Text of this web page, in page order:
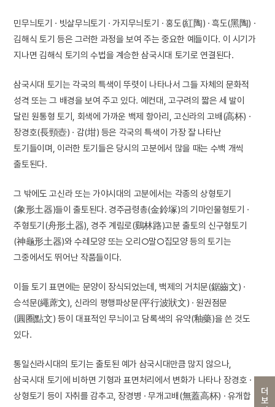
더보기
민무늬토기 · 빗살무늬토기 · 가지무늬토기 · 홍도(紅陶) · 흑도(黑陶) ·
김해식 토기 등은 그러한 과정을 보여 주는 중요한 예들이다. 이 시기가
지나면 김해식 토기의 수법을 계승한 삼국시대 토기로 연결된다.
삼국시대 토기는 각국의 특색이 뚜렷이 나타나서 그들 자체의 문화적
성격 또는 그 배경을 보여 주고 있다. 예컨대, 고구려의 짧은 세 발이
달린 원통형 토기, 회색에 가까운 백제 항아리, 고신라의 고배(高杯) ·
장경호(長頸壺) · 감(坩) 등은 각국의 특색이 가장 잘 나타난
토기들이며, 이러한 토기들은 당시의 고분에서 많을 때는 수백 개씩
출토된다.
그 밖에도 고신라 또는 가야시대의 고분에서는 각종의 상형토기
(象形土器)들이 출토된다. 경주금령총(金鈴塚)의 기마인물형토기 ·
주형토기(舟形土器), 경주 계림로(鷄林路)고분 출토의 신구형토기
(神龜形土器)와 수레모양 또는 오리○말○집모양 등의 토기는
그중에서도 뛰어난 작품들이다.
이들 토기 표면에는 문양이 장식되었는데, 백제의 거치문(鋸齒文) ·
승석문(繩蓆文), 신라의 평행파상문(平行波狀文) · 원권점문
(圓圈點文) 등이 대표적인 무늬이고 담록색의 유약(釉藥)을 쓴 것도
있다.
통일신라시대의 토기는 출토된 예가 삼국시대만큼 많지 않으나,
삼국시대 토기에 비하면 기형과 표면처리에서 변화가 나타나 장경호 ·
상형토기 등이 자취를 감추고, 장경병 · 무개고배(無蓋高杯) · 유개합